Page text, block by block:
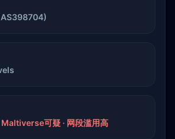
Maltiverse可疑 · 网段滥用高